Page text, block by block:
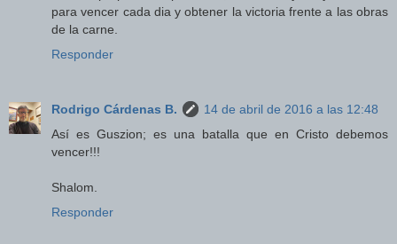
para vencer cada dia y obtener la victoria frente a las obras
de la carne.
Responder
Rodrigo Cárdenas B.
14 de abril de 2016 a las 12:48
Así es Guszion; es una batalla que en Cristo debemos
vencer!!!
Shalom.
Responder